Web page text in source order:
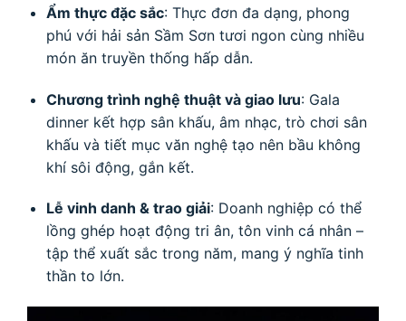
Ẩm thực đặc sắc: Thực đơn đa dạng, phong
phú với hải sản Sầm Sơn tươi ngon cùng nhiều
món ăn truyền thống hấp dẫn.
Chương trình nghệ thuật và giao lưu: Gala
dinner kết hợp sân khấu, âm nhạc, trò chơi sân
khấu và tiết mục văn nghệ tạo nên bầu không
khí sôi động, gắn kết.
Lễ vinh danh & trao giải: Doanh nghiệp có thể
lồng ghép hoạt động tri ân, tôn vinh cá nhân –
tập thể xuất sắc trong năm, mang ý nghĩa tinh
thần to lớn.